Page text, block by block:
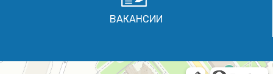
ВАКАНСИИ